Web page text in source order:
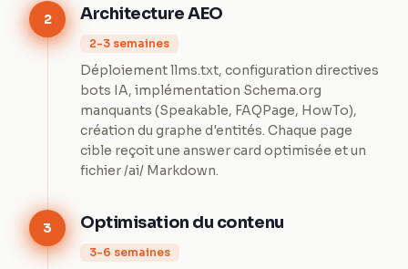
2 Architecture AEO
2-3 semaines
Déploiement llms.txt, configuration directives
bots IA, implémentation Schema.org
manquants (Speakable, FAQPage, HowTo),
création du graphe d'entités. Chaque page
cible reçoit une answer card optimisée et un
fichier /ai/ Markdown.
3 Optimisation du contenu
3-6 semaines